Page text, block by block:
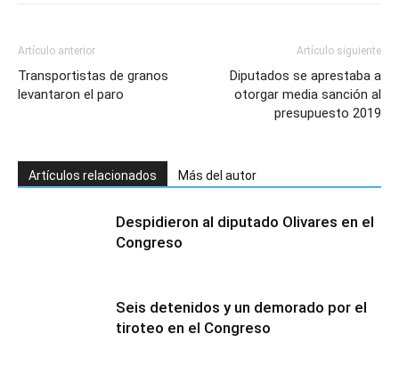
Artículo anterior
Transportistas de granos
levantaron el paro
Artículo siguiente
Diputados se aprestaba a
otorgar media sanción al
presupuesto 2019
Artículos relacionados Más del autor
Despidieron al diputado Olivares en el
Congreso
Seis detenidos y un demorado por el
tiroteo en el Congreso